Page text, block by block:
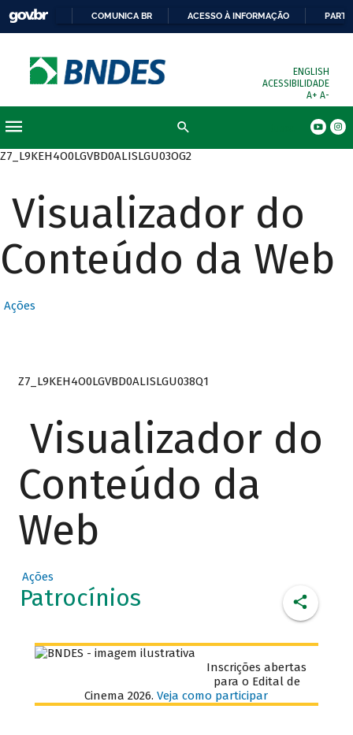
COMUNICA BR ACESSO À INFORMAÇÃO
ENGLISH
ACESSIBILIDADE
A+ A-
Z7_L9KEH4O0LGVBD0ALISLGU03OG2
Visualizador do
Conteúdo da Web
Ações
Z7_L9KEH4O0LGVBD0ALISLGU038Q1
Visualizador do
Conteúdo da
Web
Ações
Patrocínios
Inscrições abertas
para o Edital de
Cinema 2026.Veja como participar